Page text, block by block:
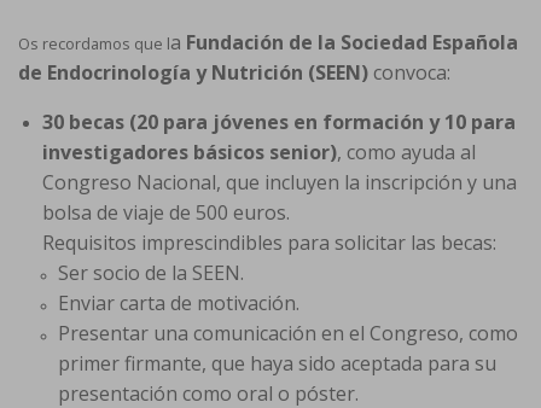
Os recordamos que la Fundación de la Sociedad Española
de Endocrinología y Nutrición (SEEN) convoca:
30 becas (20 para jóvenes en formación y 10 para
investigadores básicos senior), como ayuda al
Congreso Nacional, que incluyen la inscripción y una
bolsa de viaje de 500 euros.
Requisitos imprescindibles para solicitar las becas:
Ser socio de la SEEN.
Enviar carta de motivación.
Presentar una comunicación en el Congreso, como
primer firmante, que haya sido aceptada para su
presentación como oral o póster.